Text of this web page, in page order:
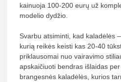
kainuoja 100-200 eurų už
modelio dydžio.
Svarbu atsiminti, kad kaladėlės
kurią reikės keisti kas 20-40
priklausomai nuo vairavimo
apskaičiuoti bendras išlaidas
brangesnės kaladėlės, kurios